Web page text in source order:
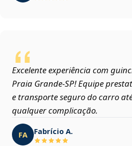
Excelente experiência com
Praia Grande‑SP! Equipe
e transporte seguro do carro
qualquer complicação.
FA Fabrício A.